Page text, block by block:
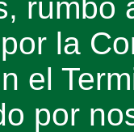
rumbo
la
el
por